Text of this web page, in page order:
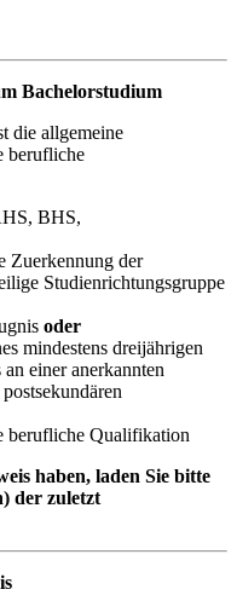
Bachelorstudium
die allgemeine
berufliche
BHS,
Zuerkennung der
Studienrichtungsgruppe
oder
mindestens dreijährigen
einer anerkannten
berufliche Qualifikation
haben, laden Sie bitte
der zuletzt